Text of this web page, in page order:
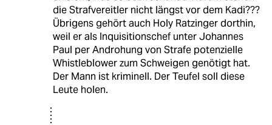
die Strafvereitler nicht längst vor dem Kadi???
Übrigens gehört auch Holy Ratzinger dorthin,
weil er als Inquisitionschef unter Johannes
Paul per Androhung von Strafe potenzielle
Whistleblower zum Schweigen genötigt hat.
Der Mann ist kriminell. Der Teufel soll diese
Leute holen.